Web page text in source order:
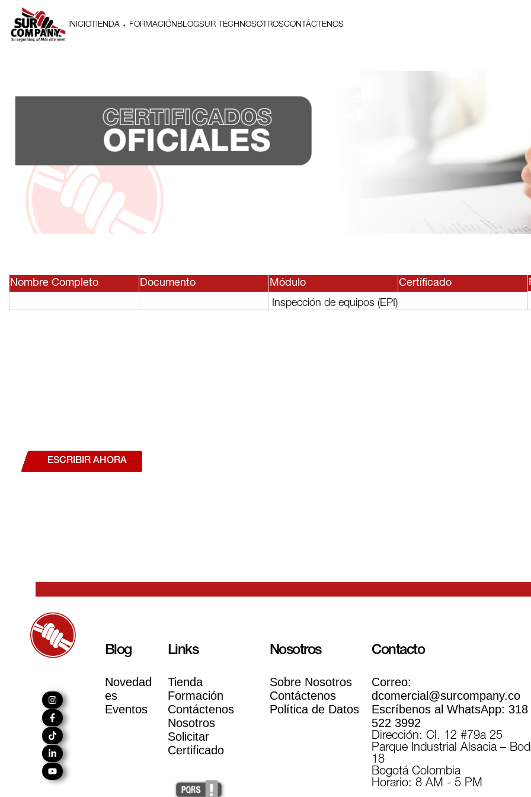
INICIO TIENDA FORMACIÓNBLOGSUR TECHNOSOTROSCONTÁCTENOS
Nombre Completo Documento
Módulo
Inspección de equipos (EPI)
Certificado
ESCRIBIR AHORA
Blog
Novedad
es
Eventos
Links
Tienda
Formación
Contáctenos
Nosotros
Solicitar
Certificado
Nosotros
Sobre Nosotros
Contáctenos
Política de Datos
Contacto
Correo:
dcomercial@surcompany.co
Escríbenos al WhatsApp: 318
522 3992
Dirección: Cl. 12 #79a 25
Parque Industrial Alsacia –
18
Bogotá Colombia
Horario: 8 AM - 5 PM